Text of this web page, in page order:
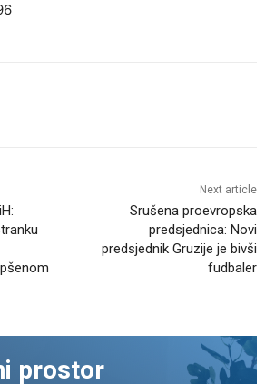
Next article
Srušena proevropska
predsjednica: Novi
predsjednik Gruzije je bivši
fudbaler
prostor